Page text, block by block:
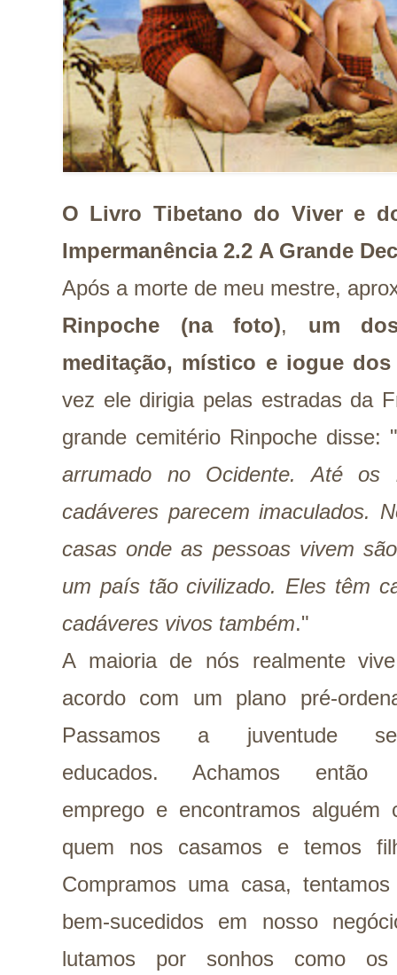
O Livro Tibetano do Viver e
Impermanência 2.2 A Grande
Após a morte de meu mestre,
Rinpoche (na foto), um
meditação, místico e iogue
vez ele dirigia pelas estradas da
grande cemitério Rinpoche disse: "
arrumado no Ocidente. Até os
cadáveres parecem imaculados.
casas onde as pessoas vivem
um país tão civilizado. Eles têm
cadáveres vivos também."
A maioria de nós realmente
acordo com um plano pré-
Passamos a juventude
educados. Achamos então
emprego e encontramos alguém
quem nos casamos e temos
Compramos uma casa,
bem-sucedidos em nosso
lutamos por sonhos como